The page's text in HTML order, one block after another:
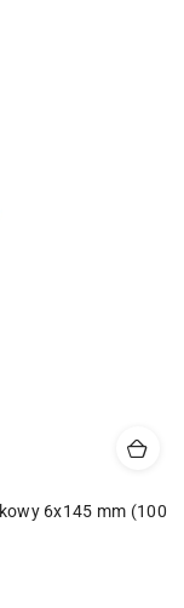
6x145 mm (100